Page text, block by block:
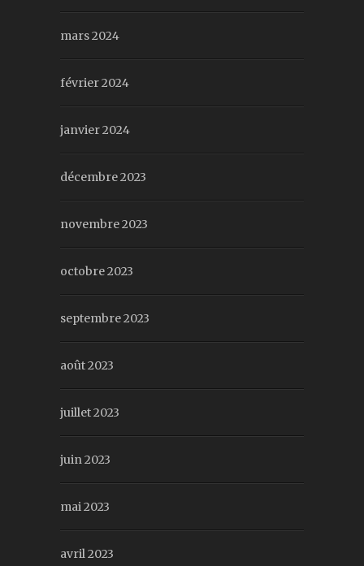
mars 2024
février 2024
janvier 2024
décembre 2023
novembre 2023
octobre 2023
septembre 2023
août 2023
juillet 2023
juin 2023
mai 2023
avril 2023